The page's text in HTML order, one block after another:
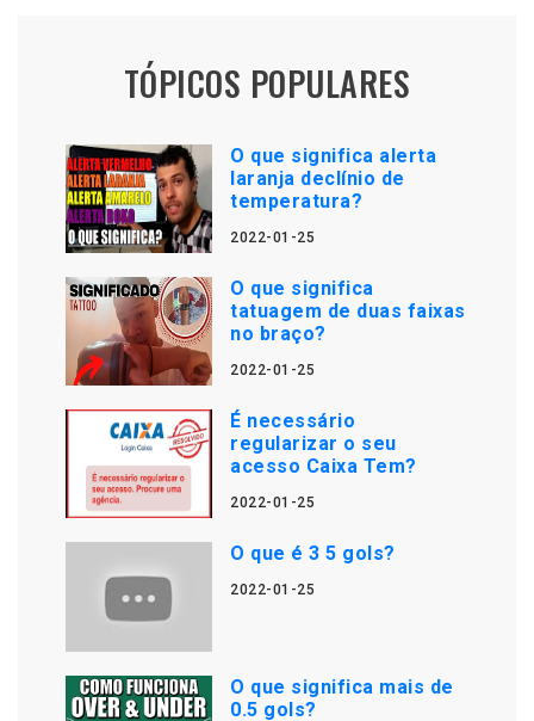
TÓPICOS POPULARES
O que significa alerta
laranja declínio de
temperatura?
2022-01-25
O que significa
tatuagem de duas faixas
no braço?
2022-01-25
É necessário
regularizar o seu
acesso Caixa Tem?
2022-01-25
O que é 3 5 gols?
2022-01-25
O que significa mais de
0.5 gols?